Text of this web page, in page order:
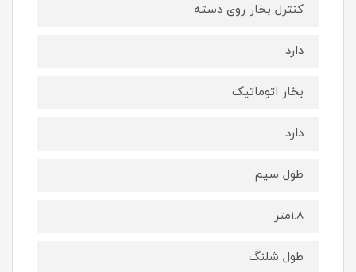
کنترل بخار روی دسته
دارد
بخار اتوماتیک
دارد
طول سیم
1.8متر
طول شلنگ